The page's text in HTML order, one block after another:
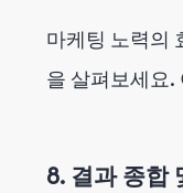
마케팅 노력의
을 살펴보세요.
8. 결과 종합